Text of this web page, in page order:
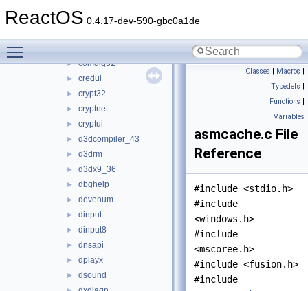
ReactOS 0.4.17-dev-590-gbc0a1de
► combase
► comdlg32
► credui
► crypt32
► cryptnet
► cryptui
► d3dcompiler_43
► d3drm
► d3dx9_36
► dbghelp
► devenum
► dinput
► dinput8
► dnsapi
► dplayx
► dsound
Classes | Macros |
Typedefs |
Functions |
Variables
asmcache.c File
Reference
#include <stdio.h>
#include
<windows.h>
#include
<mscoree.h>
#include <fusion.h>
#include